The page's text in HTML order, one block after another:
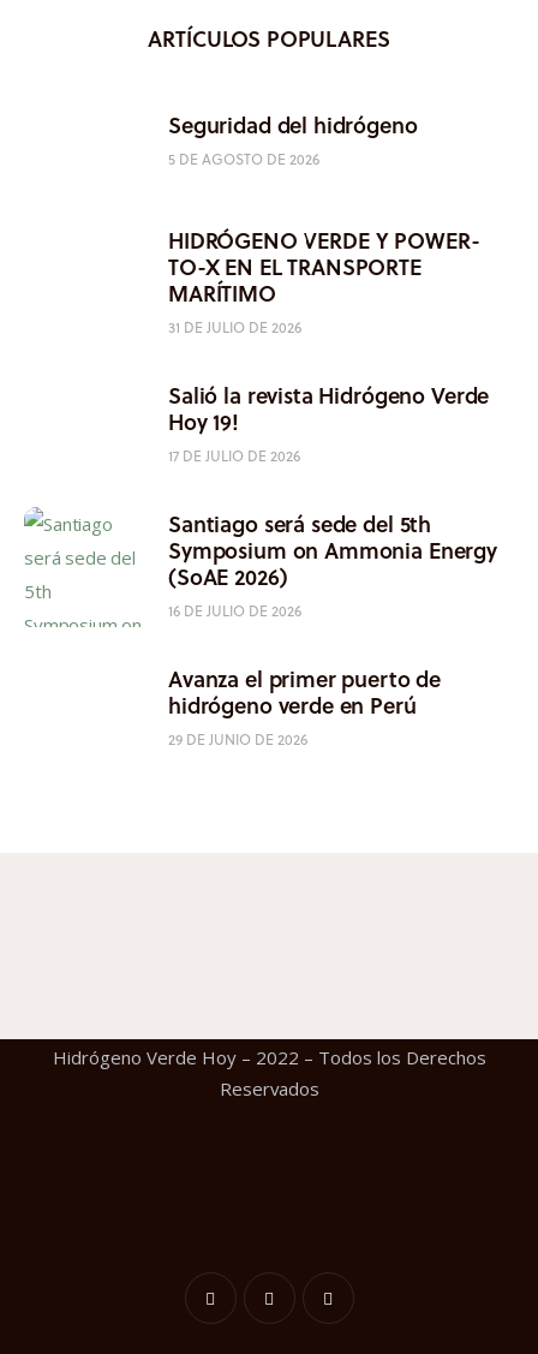
ARTÍCULOS POPULARES
Seguridad del hidrógeno
5 DE AGOSTO DE 2026
HIDRÓGENO VERDE Y POWER-
TO-X EN EL TRANSPORTE
MARÍTIMO
31 DE JULIO DE 2026
Salió la revista Hidrógeno Verde
Hoy 19!
17 DE JULIO DE 2026
Santiago será sede del 5th
Symposium on Ammonia Energy
(SoAE 2026)
16 DE JULIO DE 2026
Avanza el primer puerto de
hidrógeno verde en Perú
29 DE JUNIO DE 2026
Hidrógeno Verde Hoy – 2022 – Todos los Derechos
Reservados